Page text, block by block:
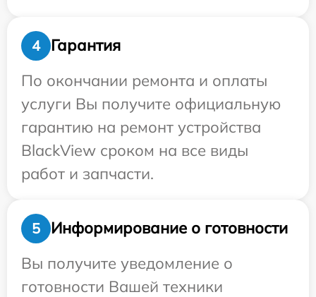
4
Гарантия
По окончании ремонта и оплаты
услуги Вы получите официальную
гарантию на ремонт устройства
BlackView сроком на все виды
работ и запчасти.
5
Информирование о готовности
Вы получите уведомление о
готовности Вашей техники